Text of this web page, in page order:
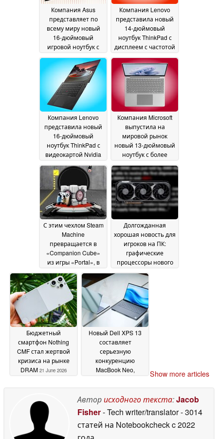
Компания Asus
представляет по
всему миру новый
16-дюймовый
игровой ноутбук с
обновления 165 Гц и
видеокартами
мощностью 85 Вт
June 2026
Компания Lenovo
представила новый
14-дюймовый
ноутбук ThinkPad с
дисплеем с частотой
двумя слотами для
SSD-накопителей26
June 2026
Компания Lenovo
представила новый
16-дюймовый
ноутбук ThinkPad с
видеокартой Nvidia
объемом 12 ГБ и 64
ГБ оперативной
памяти LPCAMM225
June 2026
Компания Microsoft
выпустила на
мировой рынок
новый 13-дюймовый
ноутбук с более
ценой24 June 2026
С этим чехлом Steam
Machine
превращается в
«Companion Cube»
из игры «Portal», в
соответствующим
контроллером22 June
2026
Долгожданная
хорошая новость для
игроков на ПК:
графические
процессоры нового
архитектуре RDNA 5
могут появиться на
рынке раньше, чем
ожидалось22 June 2026
Бюджетный
смартфон Nothing
CMF стал жертвой
кризиса на рынке
DRAM 21 June 2026
Новый Dell XPS 13
составляет
серьезную
конкуренцию
MacBook Neo,
оперативной
памяти, по всей
видимости,
преувеличены18 June
Show more articles
Авторисходного текста:Jacob
Fisher- Tech writer/translator- 3014
статей на Notebookcheckc 2022